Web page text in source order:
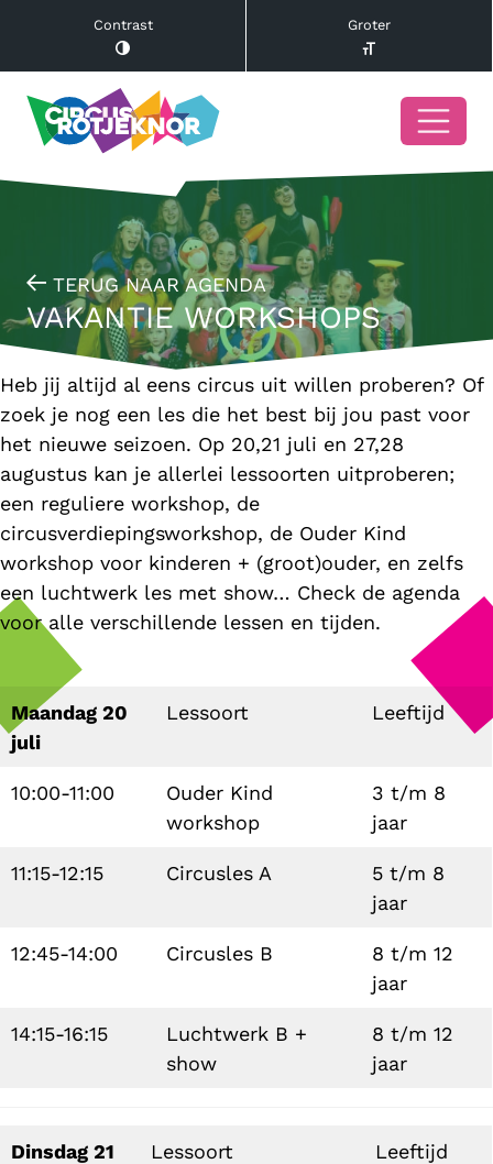
Contrast Groter
TERUG NAAR AGENDA
VAKANTIE WORKSHOPS
Heb jij altijd al eens circus uit willen proberen? Of
zoek je nog een les die het best bij jou past voor
het nieuwe seizoen. Op 20,21 juli en 27,28
augustus kan je allerlei lessoorten uitproberen;
een reguliere workshop, de
circusverdiepingsworkshop, de Ouder Kind
workshop voor kinderen + (groot)ouder, en zelfs
een luchtwerk les met show… Check de agenda
voor alle verschillende lessen en tijden.
Maandag 20
juli
Lessoort Leeftijd
10:00-11:00
Ouder Kind
workshop
3 t/m 8
jaar
11:15-12:15 Circusles A
5 t/m 8
jaar
12:45-14:00 Circusles B
8 t/m 12
jaar
14:15-16:15
Luchtwerk B +
show
8 t/m 12
jaar
Dinsdag 21
Lessoort Leeftijd